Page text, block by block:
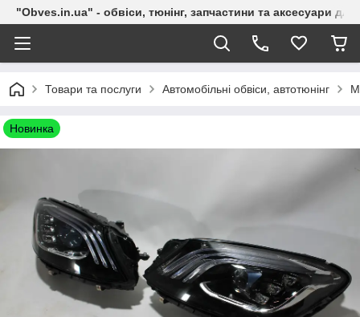
"Obves.in.ua" - обвіси, тюнінг, запчастини та аксесуари
Товари та послуги Автомобільні обвіси, автотюнінг
Новинка